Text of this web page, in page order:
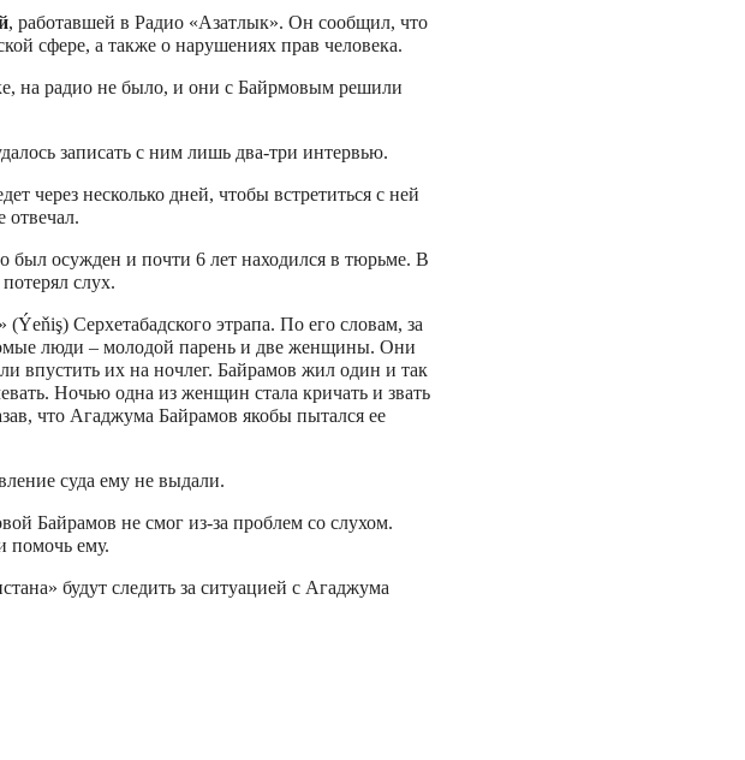
, работавшей в Радио «Азатлык». Он сообщил, что
сфере, а также о нарушениях прав человека.
на радио не было, и они с Байрмовым решили
записать с ним лишь два-три интервью.
через несколько дней, чтобы встретиться с ней
отвечал.
был осужден и почти 6 лет находился в тюрьме. В
слух.
Серхетабадского этрапа. По его словам, за
люди – молодой парень и две женщины. Они
впустить их на ночлег. Байрамов жил один и так
Ночью одна из женщин стала кричать и звать
что Агаджума Байрамов якобы пытался ее
суда ему не выдали.
Байрамов не смог из-за проблем со слухом.
помочь ему.
будут следить за ситуацией с Агаджума